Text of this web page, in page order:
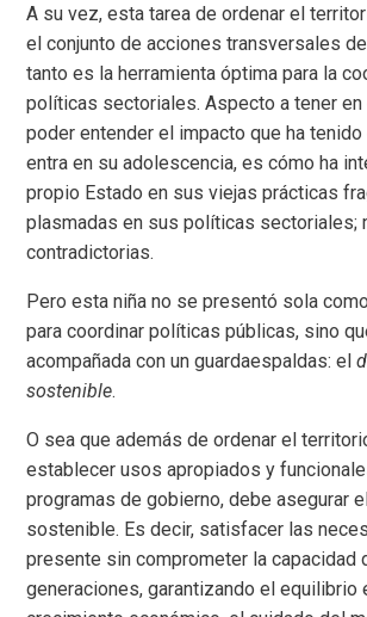
A su vez, esta tarea de ordenar el
el conjunto de acciones transversales
tanto es la herramienta óptima para la
políticas sectoriales. Aspecto a tener en
poder entender el impacto que ha tenido
entra en su adolescencia, es cómo ha
propio Estado en sus viejas prácticas
plasmadas en sus políticas sectoriales;
contradictorias.
Pero esta niña no se presentó sola
para coordinar políticas públicas, sino
acompañada con un guardaespaldas: el
sostenible.
O sea que además de ordenar el
establecer usos apropiados y
programas de gobierno, debe asegurar
sostenible. Es decir, satisfacer las
presente sin comprometer la capacidad
generaciones, garantizando el equilibrio